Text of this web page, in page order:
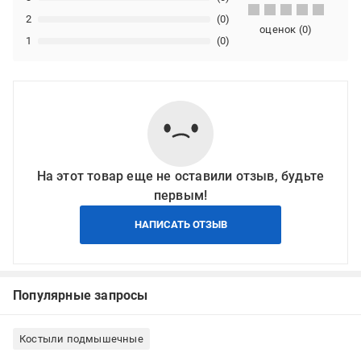
1 (0)
2 (0)
оценок (0)
На этот товар еще не оставили отзыв, будьте
первым!
НАПИСАТЬ ОТЗЫВ
Популярные запросы
Костыли подмышечные